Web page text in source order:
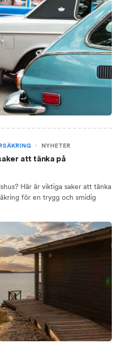
NYHETER
att tänka på
Här är viktiga saker att tänka
för en trygg och smidig